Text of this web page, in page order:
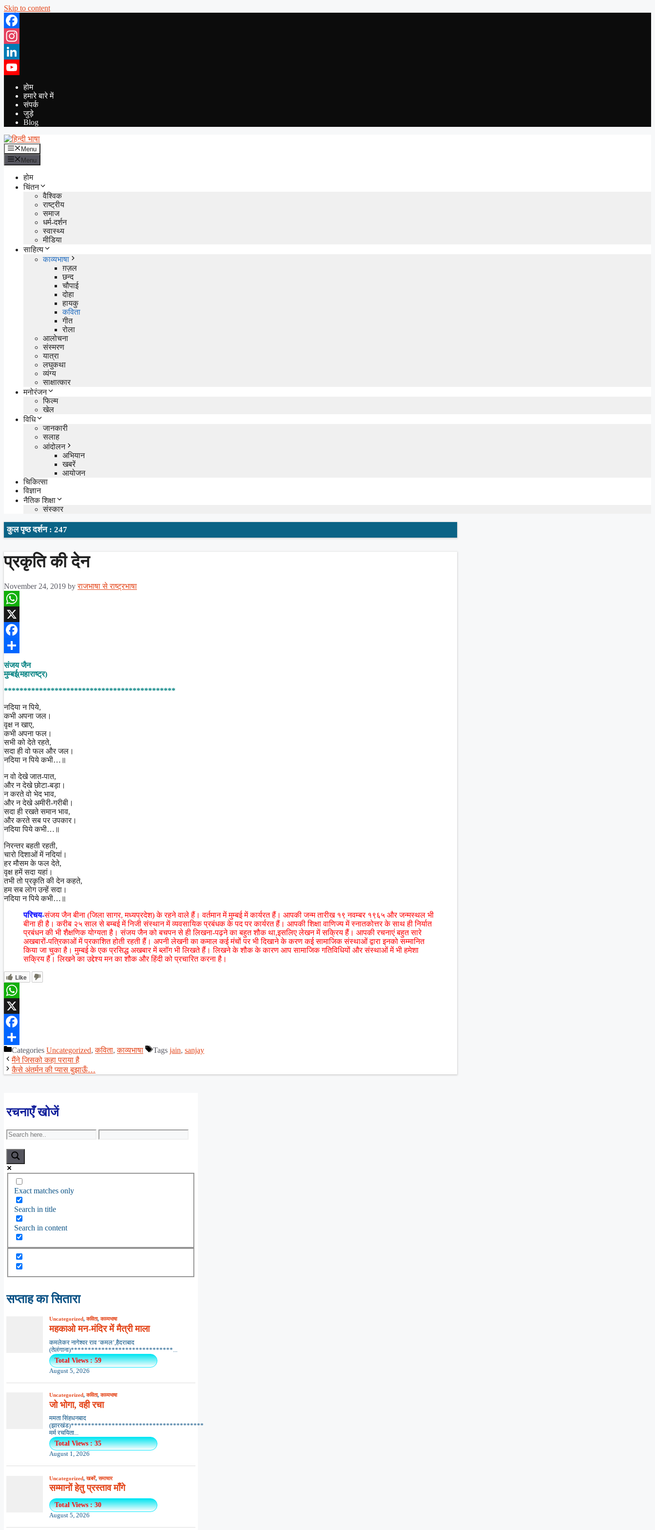
Skip to content
Facebook
Instagram
LinkedIn
YouTube
होम
हमारे बारे में
संपर्क
जुड़े
Blog
Menu
Menu
होम
चिंतन
वैश्विक
राष्ट्रीय
समाज
धर्म-दर्शन
स्वास्थ्य
मीडिया
साहित्य
काव्यभाषा
ग़ज़ल
छन्द
चौपाई
दोहा
हायकु
कविता
गीत
रोला
आलोचना
संस्मरण
यात्रा
लघुकथा
व्यंग्य
साक्षात्कार
मनोरंजन
फिल्म
खेल
विधि
जानकारी
सलाह
आंदोलन
अभियान
खबरें
आयोजन
चिकित्सा
विज्ञान
नैतिक शिक्षा
संस्कार
कुल पृष्ठ दर्शन : 247
प्रकृति की देन
November 24, 2019 byराजभाषा से राष्ट्रभाषा
WhatsApp
X
Facebook
Share
संजय जैन
मुम्बई(महाराष्ट्र)
********************************************
नदिया न पिये,
कभी अपना जल।
वृक्ष न खाए,
कभी अपना फल।
सभी को देते रहते,
सदा ही वो फल और जल।
नदिया न पिये कभी…॥
न वो देखे जात-पात,
और न देखे छोटा-बड़ा।
न करते वो भेद भाव,
और न देखे अमीरी-गरीबी।
सदा ही रखते समान भाव,
और करते सब पर उपकार।
नदिया पिये कभी…॥
निरन्तर बहती रहती,
चारो दिशाओं में नदियां।
हर मौसम के फल देते,
वृक्ष हमें सदा यहां।
तभी तो प्रकृति की देन कहते,
हम सब लोग उन्हें सदा।
नदिया न पिये कभी…॥
परिचय-संजय जैन बीना (जिला सागर, मध्यप्रदेश) के रहने वाले हैं। वर्तमान में मुम्बई में कार्यरत हैं। आपकी जन्म तारीख १९ नवम्बर १९६५ और जन्मस्थल भी
बीना ही है। करीब २५ साल से बम्बई में निजी संस्थान में व्यवसायिक प्रबंधक के पद पर कार्यरत हैं। आपकी शिक्षा वाणिज्य में स्नातकोत्तर के साथ ही निर्यात
प्रबंधन की भी शैक्षणिक योग्यता है। संजय जैन को बचपन से ही लिखना-पढ़ने का बहुत शौक था,इसलिए लेखन में सक्रिय हैं। आपकी रचनाएं बहुत सारे
अखबारों-पत्रिकाओं में प्रकाशित होती रहती हैं। अपनी लेखनी का कमाल कई मंचों पर भी दिखाने के करण कई सामाजिक संस्थाओं द्वारा इनको सम्मानित
किया जा चुका है। मुम्बई के एक प्रसिद्ध अखबार में ब्लॉग भी लिखते हैं। लिखने के शौक के कारण आप सामाजिक गतिविधियों और संस्थाओं में भी हमेशा
सक्रिय हैं। लिखने का उद्देश्य मन का शौक और हिंदी को प्रचारित करना है।
Like
WhatsApp
X
Facebook
ShareCategories Uncategorized,कविता,काव्यभाषा Tags jain, sanjay
मैंने जिसको कहा पराया है
कैसे अंतर्मन की प्यास बुझाऊँ…
रचनाएँ खोजें
Exact matches only
Search in title
Search in content
सप्ताह का सितारा
Uncategorized,कविता,काव्यभाषा
महकाओ मन-मंदिर में मैत्री माला
कमलेकर नागेश्वर राव ‘कमल’,हैदराबाद
(तेलंगाना)******************************...
Total Views : 59
August 5, 2026
Uncategorized,कविता,काव्यभाषा
जो भोगा, वही रचा
ममता सिंहधनबाद
(झारखंड)***************************************
मर्म रचयिता...
Total Views : 35
August 1, 2026
Uncategorized,खबरें,समाचार
सम्मानों हेतु प्रस्ताव माँगे
Total Views : 30
August 5, 2026